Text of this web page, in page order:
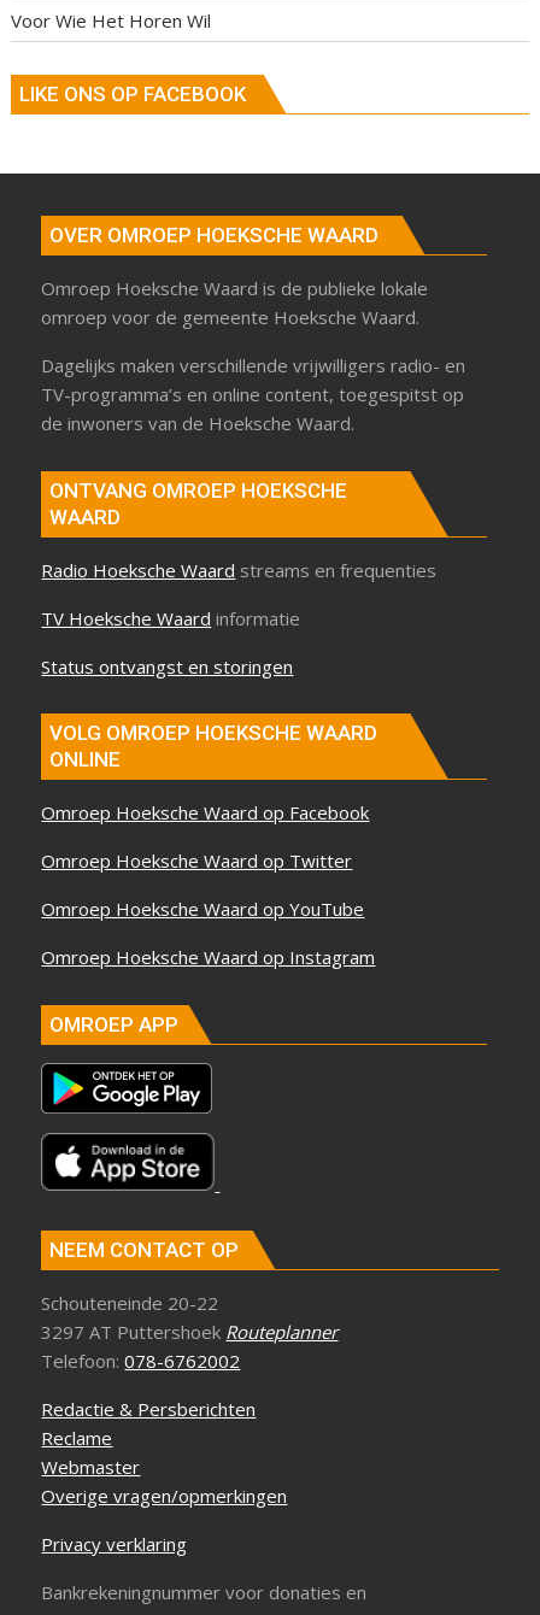
Voor Wie Het Horen Wil
LIKE ONS OP FACEBOOK
OVER OMROEP HOEKSCHE WAARD
Omroep Hoeksche Waard is de publieke lokale
omroep voor de gemeente Hoeksche Waard.
Dagelijks maken verschillende vrijwilligers radio- en
TV-programma’s en online content, toegespitst op
de inwoners van de Hoeksche Waard.
ONTVANG OMROEP HOEKSCHE
WAARD
Radio Hoeksche Waard streams en frequenties
TV Hoeksche Waard informatie
Status ontvangst en storingen
VOLG OMROEP HOEKSCHE WAARD
ONLINE
Omroep Hoeksche Waard op Facebook
Omroep Hoeksche Waard op Twitter
Omroep Hoeksche Waard op YouTube
Omroep Hoeksche Waard op Instagram
OMROEP APP
NEEM CONTACT OP
Schouteneinde 20-22
3297 AT Puttershoek Routeplanner
Telefoon:078-6762002
Redactie & Persberichten
Reclame
Webmaster
Overige vragen/opmerkingen
Privacy verklaring
Bankrekeningnummer voor donaties en